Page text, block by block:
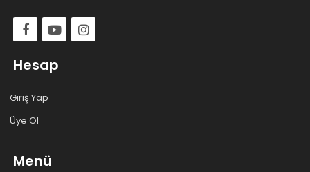
Hesap
Giriş Yap
Üye Ol
Menü